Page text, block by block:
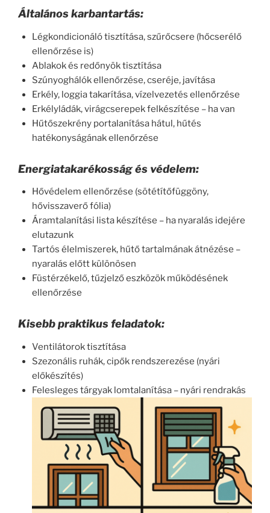
Általános karbantartás:
Légkondicionáló tisztítása, szűrőcsere (hőcserélő
ellenőrzése is)
Ablakok és redőnyök tisztítása
Szúnyoghálók ellenőrzése, cseréje, javítása
Erkély, loggia takarítása, vízelvezetés ellenőrzése
Erkélyládák, virágcserepek felkészítése – ha van
Hűtőszekrény portalanítása hátul, hűtés
hatékonyságának ellenőrzése
Energiatakarékosság és védelem:
Hővédelem ellenőrzése (sötétítőfüggöny,
hővisszaverő fólia)
Áramtalanítási lista készítése – ha nyaralás idejére
elutazunk
Tartós élelmiszerek, hűtő tartalmának átnézése –
nyaralás előtt különösen
Füstérzékelő, tűzjelző eszközök működésének
ellenőrzése
Kisebb praktikus feladatok:
Ventilátorok tisztítása
Szezonális ruhák, cipők rendszerezése (nyári
előkészítés)
Felesleges tárgyak lomtalanítása – nyári rendrakás